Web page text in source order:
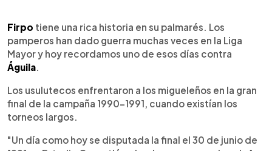
► Escuchar artículo
Firpo tiene una rica historia en su palmarés. Los
pamperos han dado guerra muchas veces en la Liga
Mayor y hoy recordamos uno de esos días contra
Águila
Los usulutecos enfrentaron a los migueleños en la gran
final de la campaña 1990-1991, cuando existían los
torneos largos.
"Un día como hoy se disputada la final el 30 de junio de